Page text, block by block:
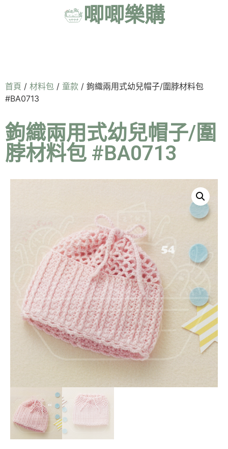
唧唧樂購
首頁 / 材料包 / 童款 / 鉤織兩用式幼兒帽子/圍脖材料包
#BA0713
鉤織兩用式幼兒帽子/圍
脖材料包 #BA0713